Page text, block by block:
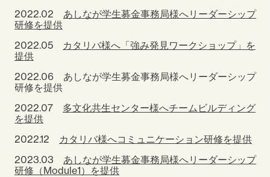
2022.02 あしなが学生募金事務局様へリーダーシップ
研修を提供
2022.05 カタリバ様へ「強み発見ワークショップ」を
提供
2022.06 あしなが学生募金事務局様へリーダーシップ
研修を提供
2022.07 多文化共生センター様へチームビルディング
を提供
2022.12 カタリバ様へコミュニケーション研修を提供
2023.03 あしなが学生募金事務局様へリーダーシップ
研修（Module1）を提供